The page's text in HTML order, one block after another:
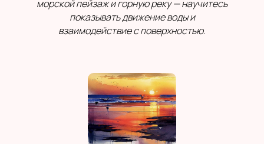
морской пейзаж и горную реку — научитесь
показывать движение воды и
взаимодействие с поверхностью.